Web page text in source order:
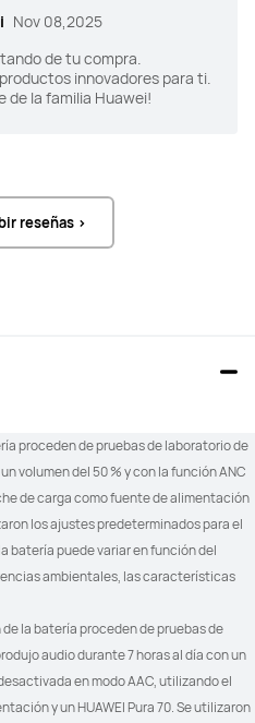
42 horas con el estuche de carga
Unidad de controlador dinámico de
reproducir la pista
anterior/siguiente,
reanudar/pausar la reproducción o
activar el asistente de voz.
Nov 08,2025
de tu compra.
innovadores para ti.
de la familia Huawei!
reseñas >
proceden de pruebas de laboratorio de
volumen del 50 % y con la función ANC
de carga como fuente de alimentación
los ajustes predeterminados para el
batería puede variar en función del
ambientales, las características
la batería proceden de pruebas de
audio durante 7 horas al día con un
en modo AAC, utilizando el
y un HUAWEI Pura 70. Se utilizaron